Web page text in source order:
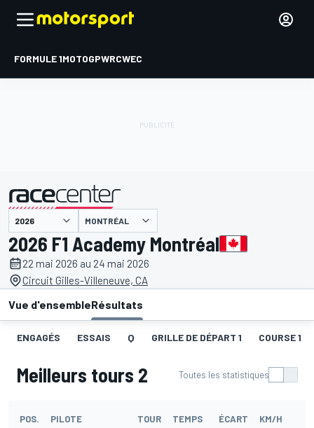
FORMULE 1MOTOGPWRCWEC
présenté par MONTRÉAL
2026 F1 Academy Montréal
22 mai 2026 au 24 mai 2026
Circuit Gilles-Villeneuve, CA
Vue d'ensembleRésultats
ENGAGÉS ESSAIS Q GRILLE DE DÉPART 1 COURSE 1
Meilleurs tours 2 Toutes les statistiques
POS. PILOTE TOUR TEMPS ÉCART KM/H